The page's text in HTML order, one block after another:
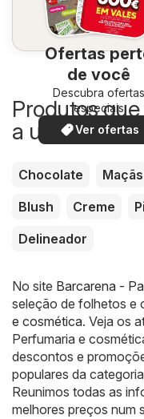
Ofertas
de você
Descubra ofertas
especiais
Ver ofertas
Produtos
a um preço
Chocolate Maçãs
Blush
Creme
Delineador
No site Barcarena -
seleção de folhetos e
e cosmética. Veja os
Perfumaria e
descontos e
populares da
Reunimos todas as
melhores preços num